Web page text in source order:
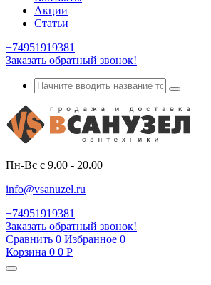
Акции
Статьи
+74951919381
Заказать обратный звонок!
Пн-Вс с 9.00 - 20.00
info@vsanuzel.ru
+74951919381
Заказать обратный звонок!
Сравнить 0 Избранное 0
Корзина 0 0 Р